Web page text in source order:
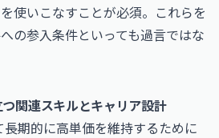
使いこなすことが必須。これらを
の参入条件といっても過言ではな
関連スキルとキャリア設計
期的に高単価を維持するために